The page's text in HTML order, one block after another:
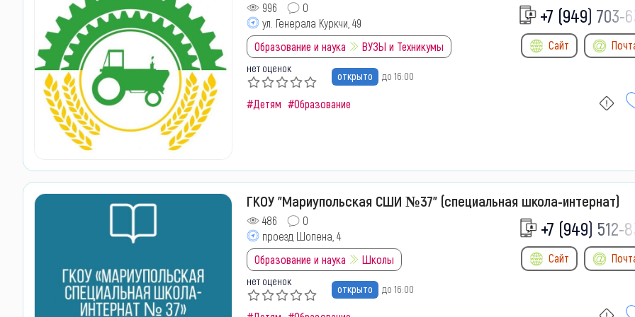
996
0
ул. Генерала Куркчи, 49
Образование и наука
ВУЗЫ и Техникумы
+7 (949) 703-63-
Сайт
нет оценок
открыто до 16:00
#Детям #Образование
ГКОУ "Мариупольская СШИ №37" (специальная школа-интернат)
486
0
проезд Шопена, 4
Образование и наука
Школы
+7 (949) 512-83-
Сайт
нет оценок
открыто до 16:00